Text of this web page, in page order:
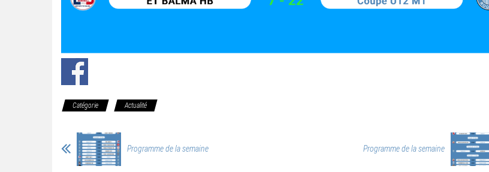
Catégorie Actualité
Programme de la semaine Programme de la semaine